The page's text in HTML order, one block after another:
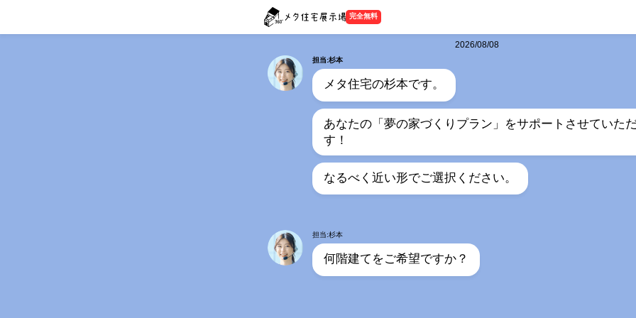
完全無料
2026/08/08
担当:杉本
メタ住宅の杉本です。
あなたの「夢の家づくりプラン」をサポートさせていた
す！
なるべく近い形でご選択ください。
担当:杉本
何階建てをご希望ですか？